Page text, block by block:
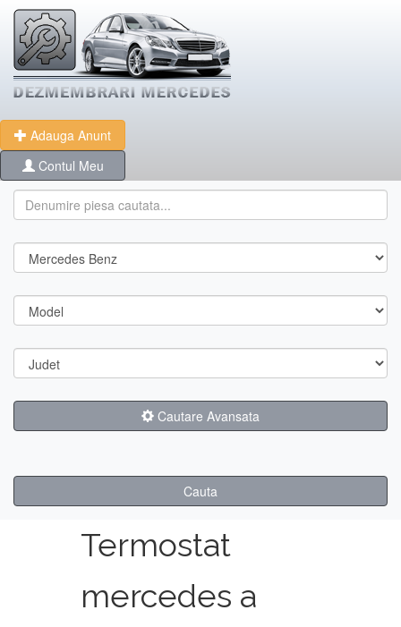
Adauga Anunt
Contul Meu
Cautare Avansata
Cauta
Termostat
mercedes a